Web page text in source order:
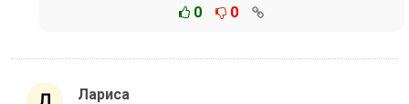
0 0
Лариса